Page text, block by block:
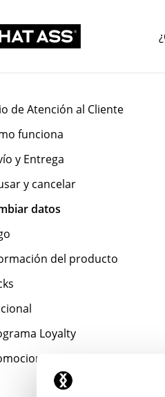
de Atención al Cliente
funciona
y Entrega
y cancelar
datos
del producto
Loyalty